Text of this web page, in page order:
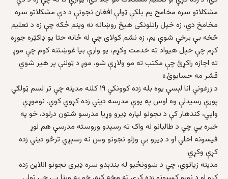
مشکلاتو سره مخامخ یم بلکې ټولې افغان نجونې د دې مشکلاتو سره
مخامخ دي، زه خپل راتلونکی هیڅ روښانه نه وینم ځکه چې زه د تعلیم
څخه بې برخې شوې یم، زه نشم کولای چې له ځانه حتا یو ډاکټره جوړه
کړم چې خپل هیواد ته خدمت وکړم، یو وارې بیا غوښتنه کوم چې موږ
ته اجازه راکړئ چې مکتب ته مو ولاړې شو، موږ د ټولنې پر هیر شوي
قشر مه حسابوئ.»
د زرغونې انا لېسې یوه بله زده کوونکې ۱۹ کلنه مدینه چې تر لسم ټولګي
پورې رسیدلې وه اوس په یوې مدرسه دیني زده کړوي کوي. نوموړې
وايي، کندهار کې د نجونو لپاره ډیرو وړیا مدرسو شتون درلود، خو په
خبره یې چې د طالبانو له واک ته رسېدو وروسته مدرسې هم لوړ
فیسونه اخلي او د ډیرو بې وزلو نجونو وس نه رسېږي ترڅو دیني زده
کړې وکړي.
مدینه زیاتوي، چې د ښوونځیو له بندېدو سره ډيری نجونو انلاین زده